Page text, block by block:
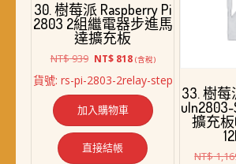
30. 樹莓派 Raspberry Pi
2803 2組繼電器步進馬
達擴充板
NT$939 原
價
NT$ 939。
NT$818目
價
格：
NT$ 818。
(含稅)
貨號: rs-pi-2803-2relay-step
加入購物車
直接結帳
33. 樹莓
uln2803-
擴充板
NT$